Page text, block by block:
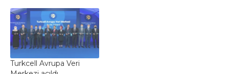
Turkcell Avrupa Veri